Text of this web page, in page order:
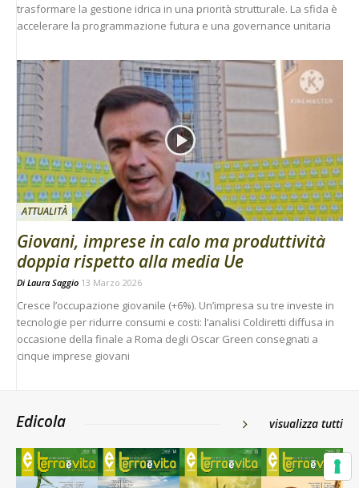
trasformare la gestione idrica in una priorità strutturale. La sfida è
accelerare la programmazione futura e una governance unitaria
ATTUALITÀ
Giovani, imprese in calo ma produttività
doppia rispetto alla media Ue
Di Laura Saggio 13 Marzo 2026
Cresce l’occupazione giovanile (+6%). Un’impresa su tre investe in
tecnologie per ridurre consumi e costi: l’analisi Coldiretti diffusa in
occasione della finale a Roma degli Oscar Green consegnati a
cinque imprese giovani
Edicola visualizza tutti